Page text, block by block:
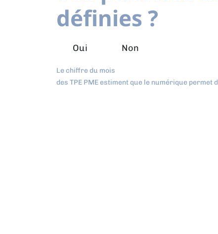
définies ?
Oui Non
Le chiffre du mois
des TPE PME estiment que le numérique permet